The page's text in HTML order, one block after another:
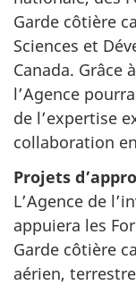
Garde côtière
Sciences et
Canada. Grâce
l’Agence
de l’expertise
collaboration
Projets
L’Agence de
appuiera les
Garde côtière
aérien,